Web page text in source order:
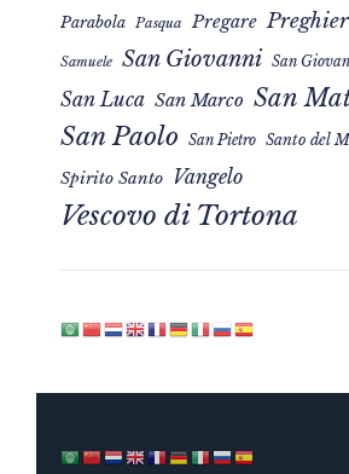
Parabola Pasqua Pregare
Samuele San Giovanni San
San Luca San Marco San
San Paolo San Pietro Santo del
Spirito Santo Vangelo
Vescovo di Tortona